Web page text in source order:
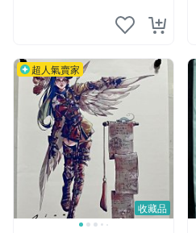
收藏品
超人氣賣家